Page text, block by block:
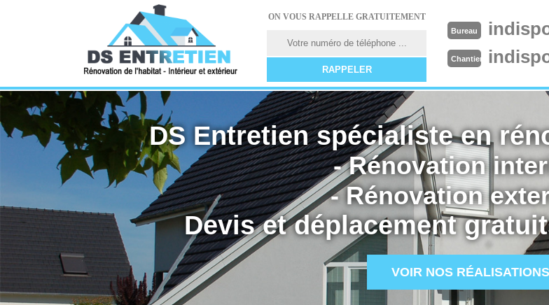
ON VOUS RAPPELLE GRATUITEMENT
Bureau
Chantier
DS Entretien spécialiste en
- Rénovation
- Rénovation
Devis et déplacement
VOIR NOS RÉALISATIONS